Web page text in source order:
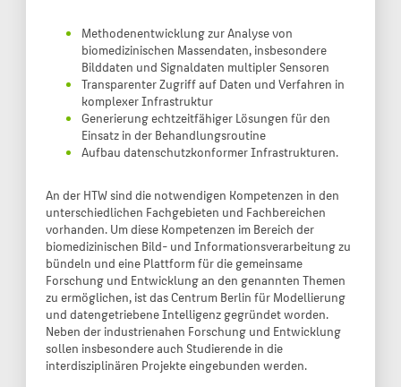
Methodenentwicklung zur Analyse von
biomedizinischen Massendaten, insbesondere
Bilddaten und Signaldaten multipler Sensoren
Transparenter Zugriff auf Daten und Verfahren in
komplexer Infrastruktur
Generierung echtzeitfähiger Lösungen für den
Einsatz in der Behandlungsroutine
Aufbau datenschutzkonformer Infrastrukturen.
An der HTW sind die notwendigen Kompetenzen in den
unterschiedlichen Fachgebieten und Fachbereichen
vorhanden. Um diese Kompetenzen im Bereich der
biomedizinischen Bild- und Informationsverarbeitung zu
bündeln und eine Plattform für die gemeinsame
Forschung und Entwicklung an den genannten Themen
zu ermöglichen, ist das Centrum Berlin für Modellierung
und datengetriebene Intelligenz gegründet worden.
Neben der industrienahen Forschung und Entwicklung
sollen insbesondere auch Studierende in die
interdisziplinären Projekte eingebunden werden.